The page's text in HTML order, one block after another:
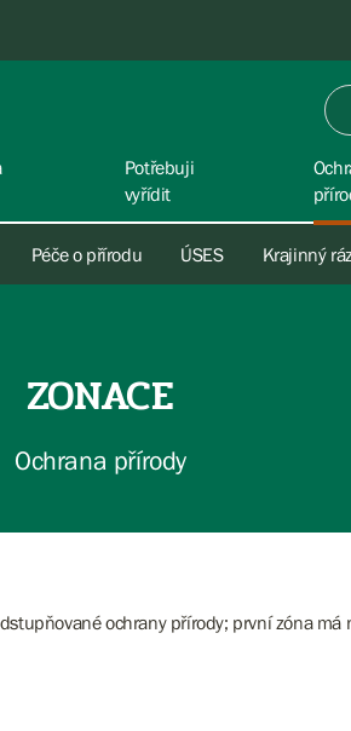
Potřebuji
vyřídit
Péče o přírodu ÚSES Krajinný
ZONACE
Ochrana přírody
ochrany přírody; první zóna má